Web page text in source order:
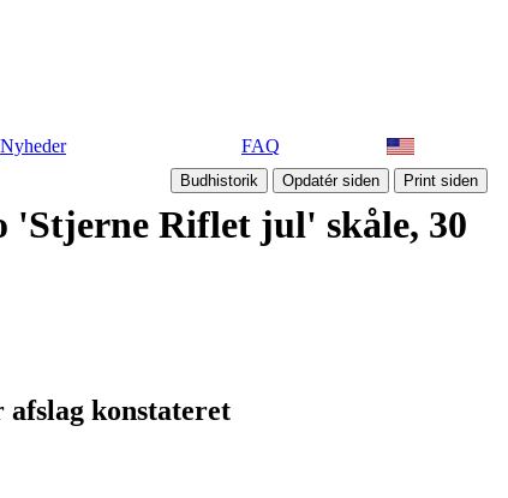
Nyheder
FAQ
'Stjerne Riflet jul' skåle, 30
afslag konstateret